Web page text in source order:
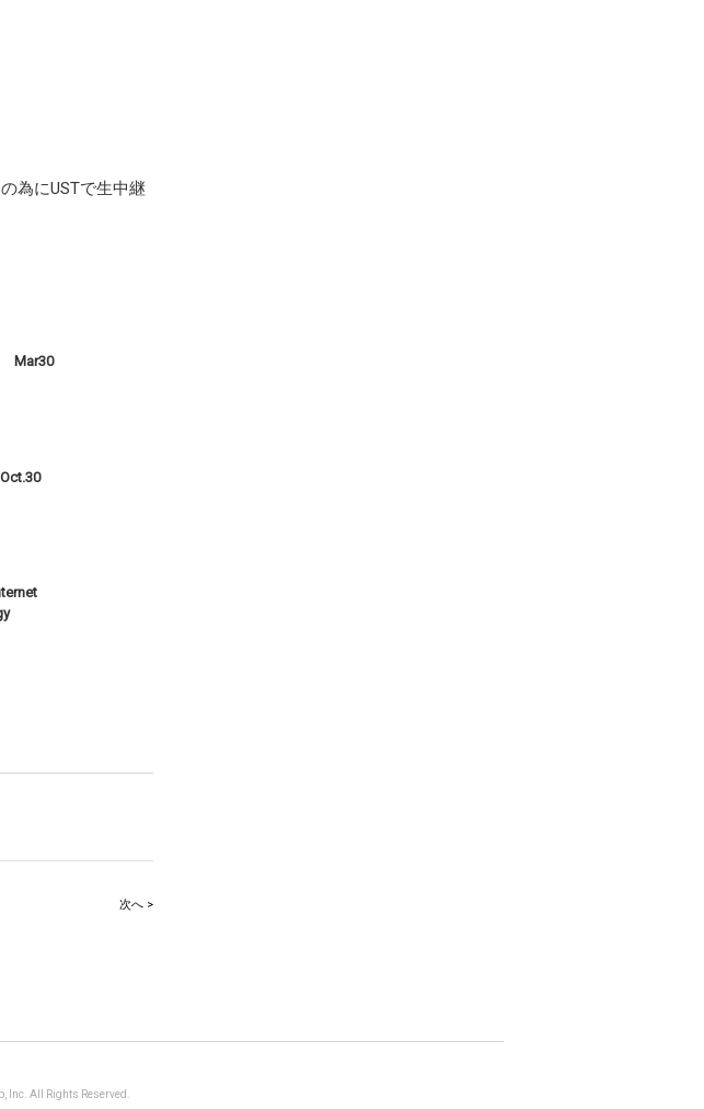
為にUSTで生中継
Mar30
次へ >
Inc. All Rights Reserved.